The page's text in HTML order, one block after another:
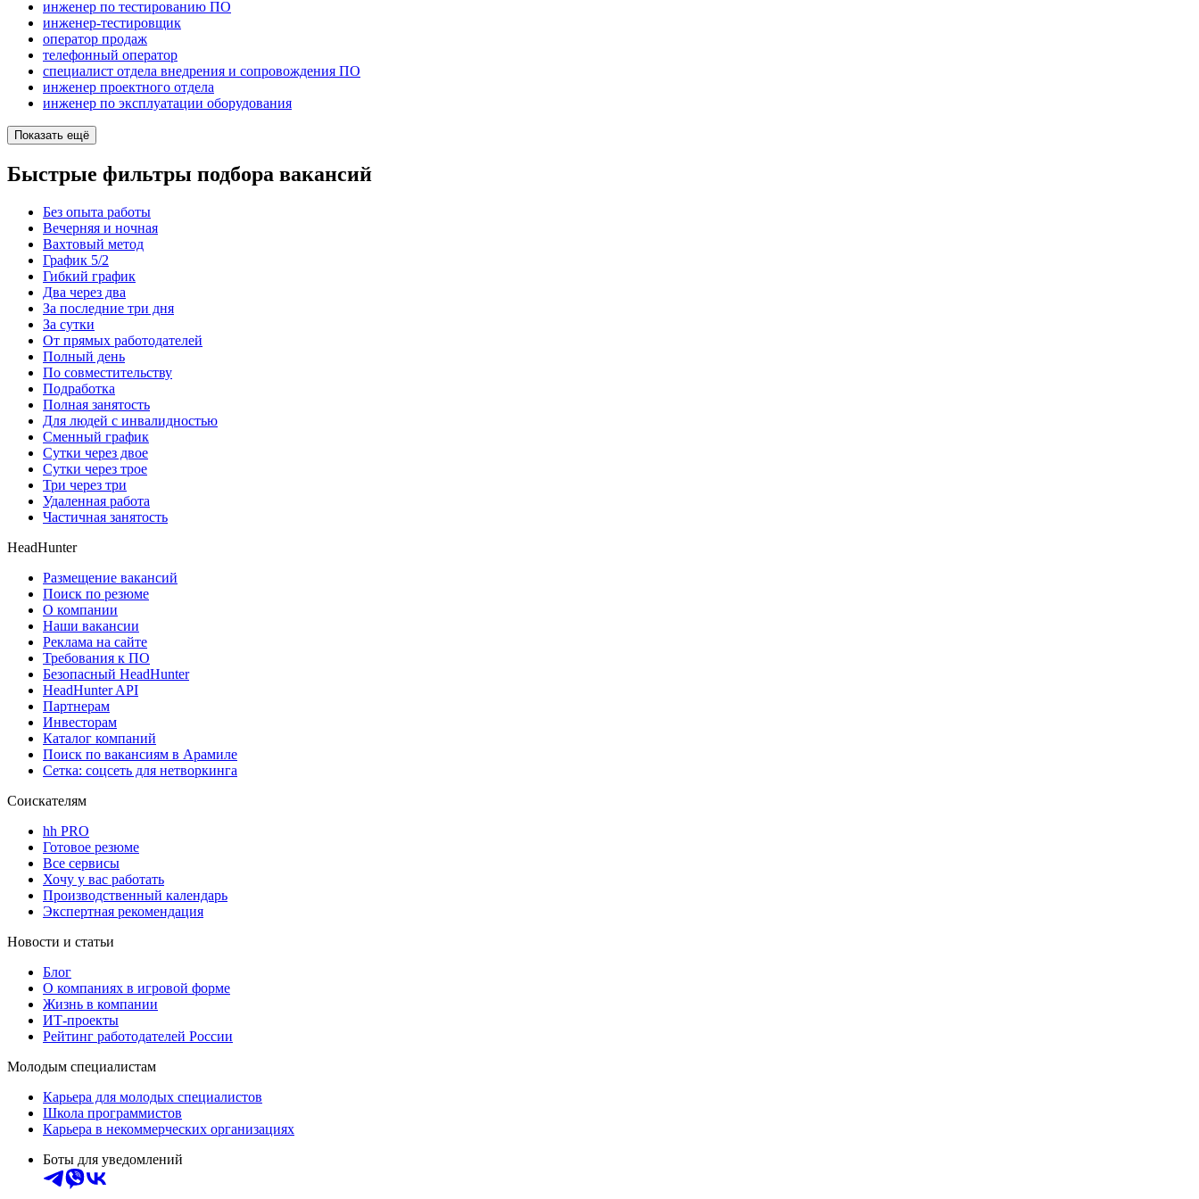
инженер по тестированию ПО
инженер-тестировщик
оператор продаж
телефонный оператор
специалист отдела внедрения и сопровождения ПО
инженер проектного отдела
инженер по эксплуатации оборудования
Показать ещё
Быстрые фильтры подбора вакансий
Без опыта работы
Вечерняя и ночная
Вахтовый метод
График 5/2
Гибкий график
Два через два
За последние три дня
За сутки
От прямых работодателей
Полный день
По совместительству
Подработка
Полная занятость
Для людей с инвалидностью
Сменный график
Сутки через двое
Сутки через трое
Три через три
Удаленная работа
Частичная занятость
HeadHunter
Размещение вакансий
Поиск по резюме
О компании
Наши вакансии
Реклама на сайте
Требования к ПО
Безопасный HeadHunter
HeadHunter API
Партнерам
Инвесторам
Каталог компаний
Поиск по вакансиям в Арамиле
Сетка: соцсеть для нетворкинга
Соискателям
hh PRO
Готовое резюме
Все сервисы
Хочу у вас работать
Производственный календарь
Экспертная рекомендация
Новости и статьи
Блог
О компаниях в игровой форме
Жизнь в компании
ИТ-проекты
Рейтинг работодателей России
Молодым специалистам
Карьера для молодых специалистов
Школа программистов
Карьера в некоммерческих организациях
Боты для уведомлений